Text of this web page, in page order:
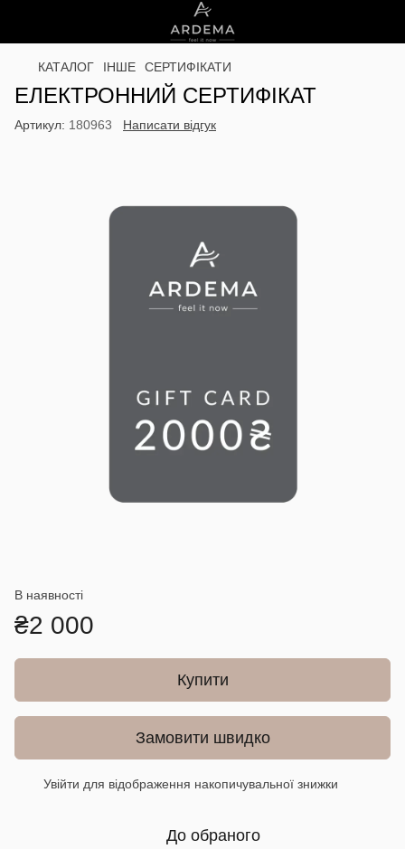
КАТАЛОГ ІНШЕ СЕРТИФІКАТИ
ЕЛЕКТРОННИЙ СЕРТИФІКАТ
Артикул: 180963 Написати відгук
В наявності
₴2 000
Купити
Замовити швидко
Увійти для відображення накопичувальної знижки
До обраного